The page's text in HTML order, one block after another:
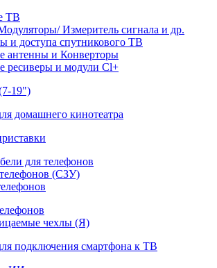
ТВ
Измеритель сигнала и др.
и доступа спутникового ТВ
антенны и Конверторы
ресиверы и модули Cl+
19")
домашнего кинотеатра
для телефонов
(СЗУ)
чехлы (Я)
подключения смартфона к ТВ